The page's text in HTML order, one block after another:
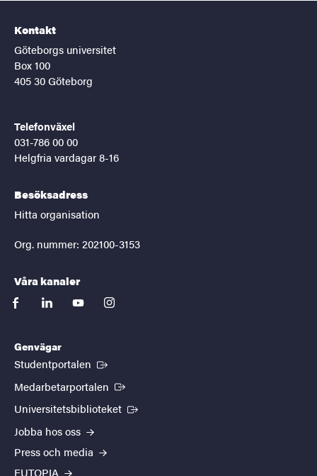
Kontakt
Göteborgs universitet
Box 100
405 30 Göteborg
Telefonväxel
031-786 00 00
Helgfria vardagar 8-16
Besöksadress
Hitta organisation
Org. nummer: 202100-3153
Våra kanaler
facebooklinkedinyoutubeinstagram
Genvägar
Studentportalen (Extern länk)
Medarbetarportalen (Extern länk)
Universitetsbiblioteket (Extern länk)
Jobba hos oss
Press och media
EUTOPIA